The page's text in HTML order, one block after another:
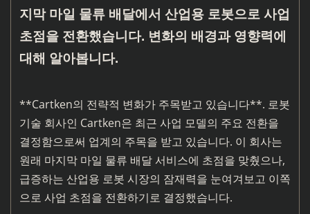
지막 마일 물류 배달에서 산업용 로봇으로 사업
초점을 전환했습니다. 변화의 배경과 영향력에
대해 알아봅니다.
**Cartken의 전략적 변화가 주목받고 있습니다**. 로봇
기술 회사인 Cartken은 최근 사업 모델의 주요 전환을
결정함으로써 업계의 주목을 받고 있습니다. 이 회사는
원래 마지막 마일 물류 배달 서비스에 초점을 맞췄으나,
급증하는 산업용 로봇 시장의 잠재력을 눈여겨보고 이쪽
으로 사업 초점을 전환하기로 결정했습니다.